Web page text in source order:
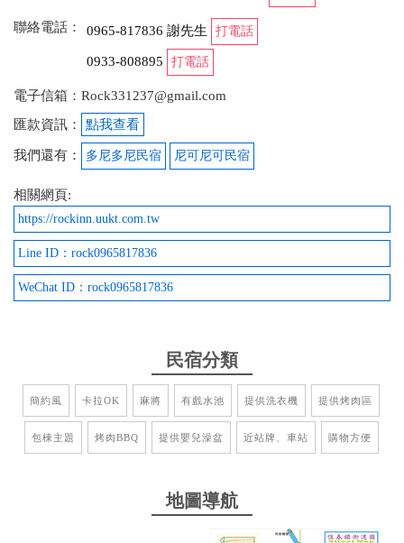
水，立馬協助充氣裝水 KTV無限唱，16蹲跳起來 三
缺一最佳自動洗牌機 小小失落，中獎碰到恆春半夜停
2023-02-16 00:16:12
雅房，房間宽敞，非常潔淨。 2.1樓有流理台，清洗
疏果，食物非常方便，客廳寬敞潔淨，一塵不染，還
有麻將桌方便住宿客户休閒娛樂， 3.前院備有長方形
餐桌及烤肉架以備客户不時之需。 4.民宿主人是個30
歲出頭有潔癖的小帥哥，非常笑臉，親切，服務態度
from google
2023-02-10 09:11:33
切，猶如親朋好友的交流，老闆的帥哥兒子熱心的服
務，絕對讓你的渡假之旅不虛此行，住洛克民宿是最
聯絡電話： 0965-817836 謝先生 打電話
0933-808895 打電話
電子信箱：Rock331237@gmail.com
匯款資訊：
點我查看
我們還有： 多尼多尼民宿 尼可尼可民宿
相關網頁:
https://rockinn.uukt.com.tw
Line ID：rock0965817836
WeChat ID：rock0965817836
民宿分類
簡約風 卡拉OK 麻將 有戲水池 提供洗衣機 提供烤肉區
包棟主題 烤肉BBQ 提供嬰兒澡盆 近站牌、車站 購物方便
地圖導航